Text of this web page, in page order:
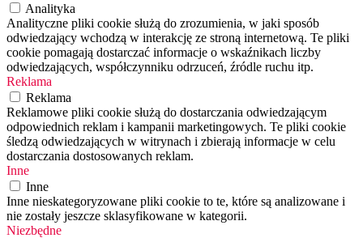
Analityka
Analityczne pliki cookie służą do zrozumienia, w jaki sposób
odwiedzający wchodzą w interakcję ze stroną internetową. Te pliki
cookie pomagają dostarczać informacje o wskaźnikach liczby
odwiedzających, współczynniku odrzuceń, źródle ruchu itp.
Reklama
Reklama
Reklamowe pliki cookie służą do dostarczania odwiedzającym
odpowiednich reklam i kampanii marketingowych. Te pliki cookie
śledzą odwiedzających w witrynach i zbierają informacje w celu
dostarczania dostosowanych reklam.
Inne
Inne
Inne nieskategoryzowane pliki cookie to te, które są analizowane i
nie zostały jeszcze sklasyfikowane w kategorii.
Niezbędne